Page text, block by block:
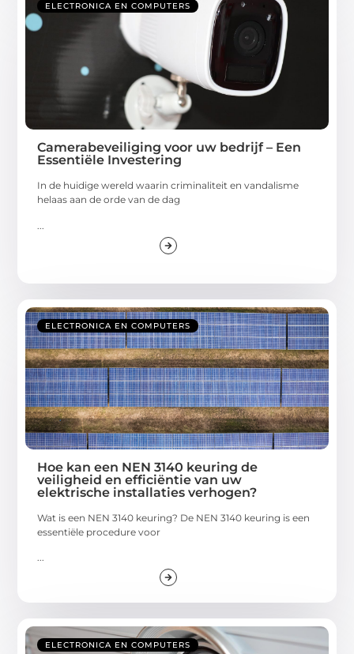
ELECTRONICA EN COMPUTERS
Camerabeveiliging voor uw bedrijf – Een
Essentiële Investering
In de huidige wereld waarin criminaliteit en vandalisme
helaas aan de orde van de dag
ELECTRONICA EN COMPUTERS
Hoe kan een NEN 3140 keuring de
veiligheid en efficiëntie van uw
elektrische installaties verhogen?
Wat is een NEN 3140 keuring? De NEN 3140 keuring is een
essentiële procedure voor
...
ELECTRONICA EN COMPUTERS